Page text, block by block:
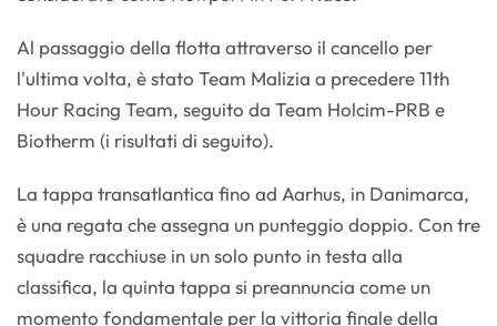
Al passaggio della flotta attraverso il cancello per
l'ultima volta, è stato Team Malizia a precedere 11th
Hour Racing Team, seguito da Team Holcim-PRB e
Biotherm (i risultati di seguito).
La tappa transatlantica fino ad Aarhus, in Danimarca,
è una regata che assegna un punteggio doppio. Con tre
squadre racchiuse in un solo punto in testa alla
classifica, la quinta tappa si preannuncia come un
momento fondamentale per la vittoria finale della